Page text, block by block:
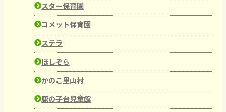
スター保育園
コメット保育園
ステラ
ほしぞら
かのこ里山村
鹿の子台児童館